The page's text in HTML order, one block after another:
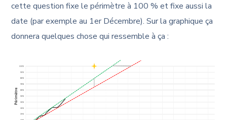
cette question fixe le périmètre à 100 % et fixe aussi la
date (par exemple au 1er Décembre). Sur la graphique ça
donnera quelques chose qui ressemble à ça :